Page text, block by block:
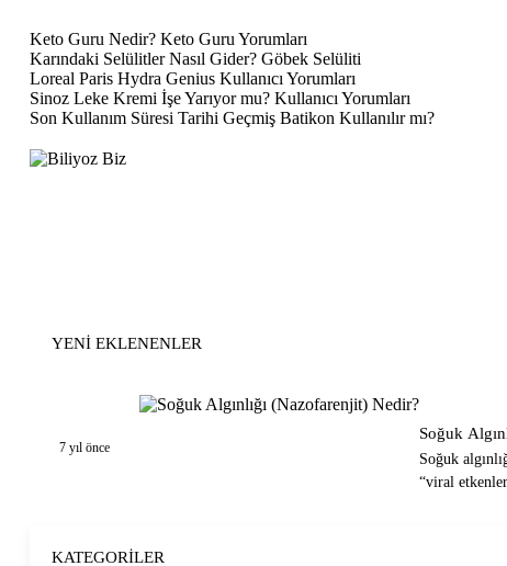
Keto Guru Nedir? Keto Guru Yorumları
Karındaki Selülitler Nasıl Gider? Göbek Selüliti
Loreal Paris Hydra Genius Kullanıcı Yorumları
Sinoz Leke Kremi İşe Yarıyor mu? Kullanıcı Yorumları
Son Kullanım Süresi Tarihi Geçmiş Batikon Kullanılır mı?
YENI EKLENENLER
7 yıl önce
Soğuk
Soğuk
“viral
KATEGORILER